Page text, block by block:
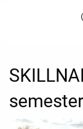
semester